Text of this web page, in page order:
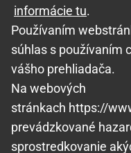
informácie tu.
Používaním
súhlas s používaním
vášho prehliadača.
Na webových
stránkach https://
prevádzkované
sprostredkovanie